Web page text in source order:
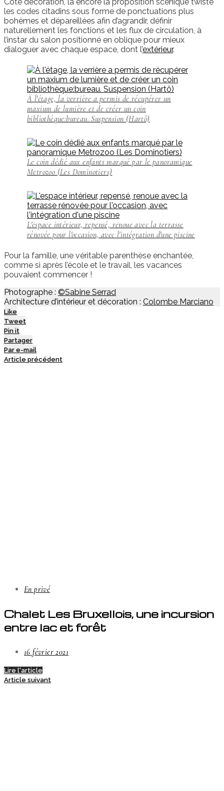
les codes citadins sous forme de ponctuations plus
bohèmes et dépareillées afin d’agrandir, définir
naturellement les fonctions et les flux de circulation, à
l’instar du salon positionné en oblique pour mieux
dialoguer avec chaque espace, dont l’extérieur.
À l'étage, la verrière a permis de récupérer un
maxium de lumière et de créer un coin
bibliothèque:bureau. Suspension (Hartô)
Le coin dédié aux enfants marqué par le panoramique
Metrozoo (Les Dominotiers)
L'espace intérieur, repensé, renoue avec la terrasse
rénovée pour l'occasion, avec l'intégration d'une piscine
Pour la famille, une véritable parenthèse enchantée,
comme si après l’école et le travail, les vacances
pouvaient commencer !
Photographe : ©Sabine Serrad
Architecture d’intérieur et décoration : Colombe Marciano
Like
Tweet
Pin it
Partager
Par e-mail
Article précédent
En privé
Chalet Les Bruxellois, une incursion
entre lac et forêt
16 février 2021
Lire l'article
Article suivant